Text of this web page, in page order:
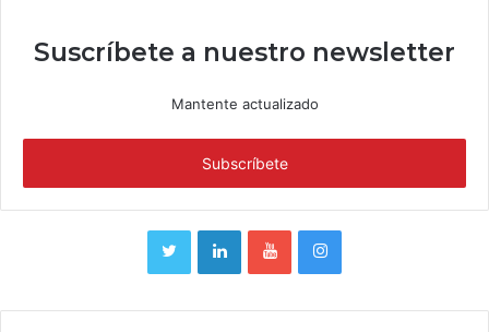
Suscríbete a nuestro newsletter
Mantente actualizado